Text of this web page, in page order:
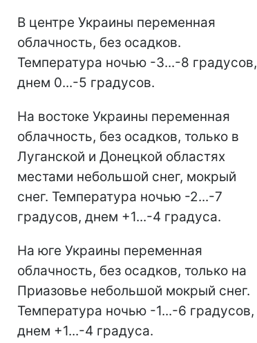
В центре Украины переменная
облачность, без осадков.
Температура ночью -3...-8 градусов,
днем ​​0...-5 градусов.
На востоке Украины переменная
облачность, без осадков, только в
Луганской и Донецкой областях
местами небольшой снег, мокрый
снег. Температура ночью -2...-7
градусов, днем ​​+1...-4 градуса.
На юге Украины переменная
облачность, без осадков, только на
Приазовье небольшой мокрый снег.
Температура ночью -1...-6 градусов,
днем ​​+1...-4 градуса.